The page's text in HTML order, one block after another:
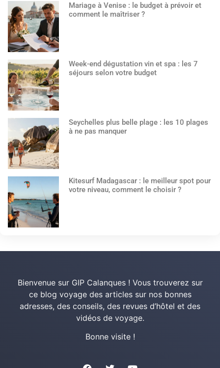
Mariage à Venise : le budget à prévoir et
comment le maîtriser ?
Week-end dégustation vin et spa : les 7
séjours selon votre budget
Seychelles plus belle plage : les 10 plages
à ne pas manquer
Kitesurf Madagascar : le meilleur spot pour
votre niveau, comment le choisir ?
Bienvenue sur GIP Calanques ! Vous trouverez sur
ce blog voyage des articles sur nos bonnes
adresses, des conseils, des revues d’hôtel et des
vidéos de voyage.
Bonne visite !